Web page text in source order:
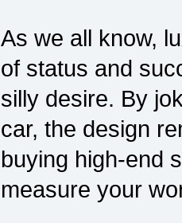
As we all know,
of status and
silly desire. By
car, the design
buying high-end
measure your